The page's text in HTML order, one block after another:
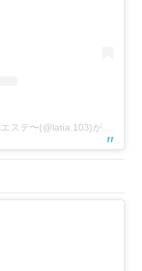
ラティア.一重マツエク＆敏感肌エステ〜(@latia.103)がシェアした投稿